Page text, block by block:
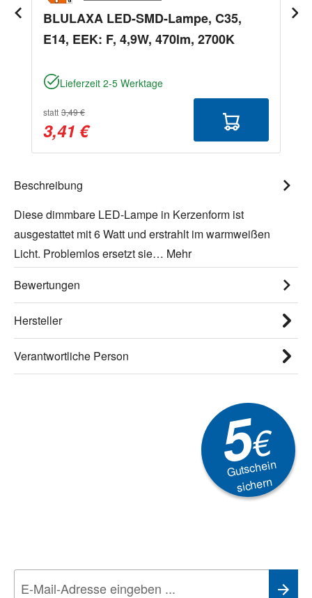
BLULAXA LED-SMD-Lampe, C35,
E14, EEK: F, 4,9W, 470lm, 2700K
Lieferzeit 2-5 Werktage
statt 3,49 €
3,41 €
Beschreibung
Diese dimmbare LED-Lampe in Kerzenform ist
ausgestattet mit 6 Watt und erstrahlt im warmweißen
Licht. Problemlos ersetzt sie… Mehr
Bewertungen
Hersteller
Verantwortliche Person
5€
Gutschein
sichern